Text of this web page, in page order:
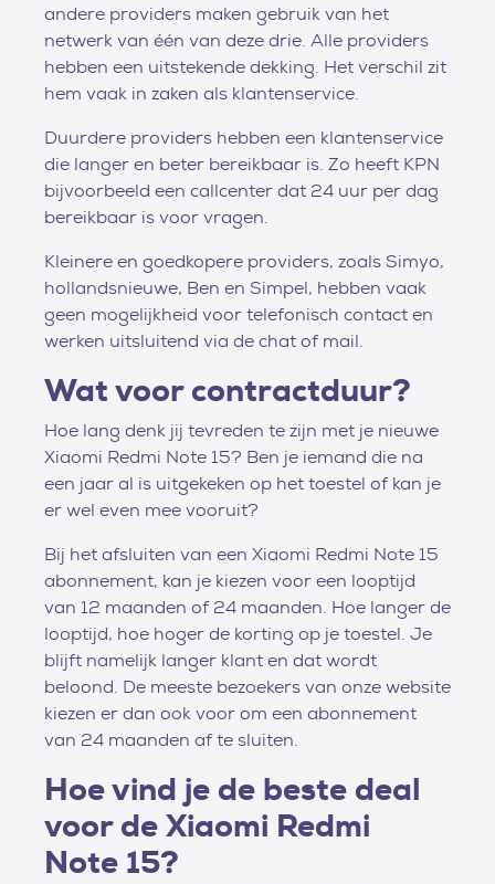
andere providers maken gebruik van het
netwerk van één van deze drie. Alle providers
hebben een uitstekende dekking. Het verschil zit
hem vaak in zaken als klantenservice.
Duurdere providers hebben een klantenservice
die langer en beter bereikbaar is. Zo heeft KPN
bijvoorbeeld een callcenter dat 24 uur per dag
bereikbaar is voor vragen.
Kleinere en goedkopere providers, zoals Simyo,
hollandsnieuwe, Ben en Simpel, hebben vaak
geen mogelijkheid voor telefonisch contact en
werken uitsluitend via de chat of mail.
Wat voor contractduur?
Hoe lang denk jij tevreden te zijn met je nieuwe
Xiaomi Redmi Note 15? Ben je iemand die na
een jaar al is uitgekeken op het toestel of kan je
er wel even mee vooruit?
Bij het afsluiten van een Xiaomi Redmi Note 15
abonnement, kan je kiezen voor een looptijd
van 12 maanden of 24 maanden. Hoe langer de
looptijd, hoe hoger de korting op je toestel. Je
blijft namelijk langer klant en dat wordt
beloond. De meeste bezoekers van onze website
kiezen er dan ook voor om een abonnement
van 24 maanden af te sluiten.
Hoe vind je de beste deal
voor de Xiaomi Redmi
Note 15?